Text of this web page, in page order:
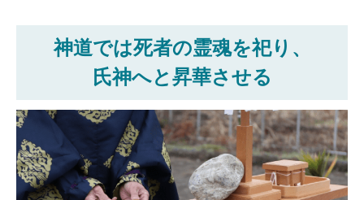
神道では死者の霊魂を祀り、
氏神へと昇華させる